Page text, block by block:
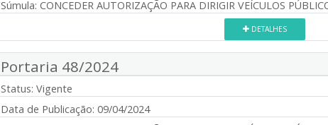
Súmula: CONCEDER AUTORIZAÇÃO PARA DIRIGIR VEÍCULOS
DETALHES
Portaria 48/2024
Status: Vigente
Data de Publicação: 09/04/2024